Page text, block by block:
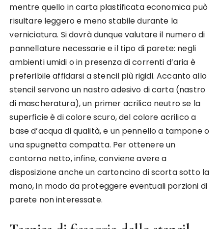
mentre quello in carta plastificata economica può
risultare leggero e meno stabile durante la
verniciatura. Si dovrà dunque valutare il numero di
pannellature necessarie e il tipo di parete: negli
ambienti umidi o in presenza di correnti d’aria è
preferibile affidarsi a stencil più rigidi. Accanto allo
stencil servono un nastro adesivo di carta (nastro
di mascheratura), un primer acrilico neutro se la
superficie è di colore scuro, del colore acrilico a
base d’acqua di qualità, e un pennello a tampone o
una spugnetta compatta. Per ottenere un
contorno netto, infine, conviene avere a
disposizione anche un cartoncino di scorta sotto la
mano, in modo da proteggere eventuali porzioni di
parete non interessate.